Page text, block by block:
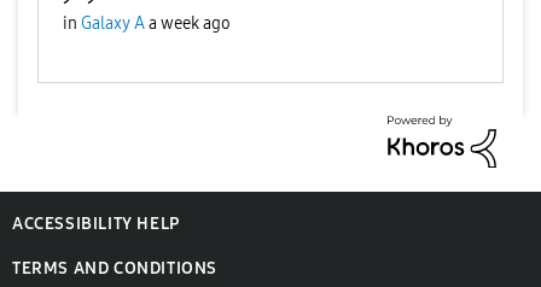
in Galaxy Aa week ago
ACCESSIBILITY HELP
TERMS AND CONDITIONS